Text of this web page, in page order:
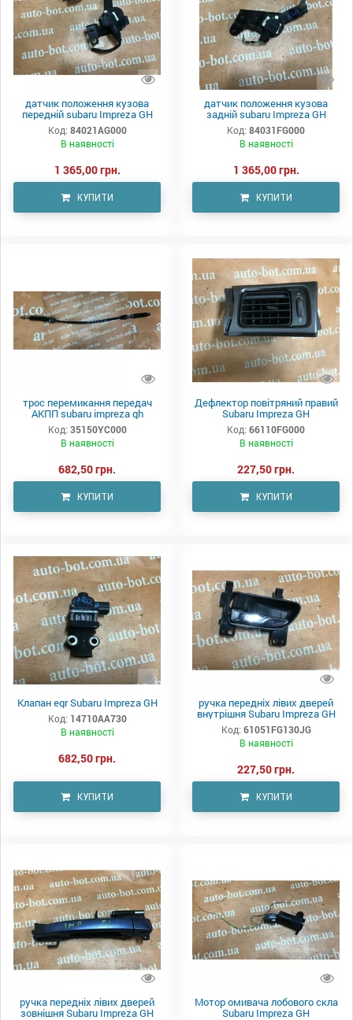
датчик положення кузова
передній subaru Impreza GH
Код: 84021AG000
В наявності
1 365,00 грн.
КУПИТИ
датчик положення кузова
задній subaru Impreza GH
Код: 84031FG000
В наявності
1 365,00 грн.
КУПИТИ
трос перемикання передач
АКПП subaru impreza gh
Код: 35150YC000
В наявності
682,50 грн.
КУПИТИ
Дефлектор повітряний правий
Subaru Impreza GH
Код: 66110FG000
В наявності
227,50 грн.
КУПИТИ
Клапан egr Subaru Impreza GH
Код: 14710AA730
В наявності
682,50 грн.
КУПИТИ
ручка передніх лівих дверей
внутрішня Subaru Impreza GH
Код: 61051FG130JG
В наявності
227,50 грн.
КУПИТИ
ручка передніх лівих дверей
зовнішня Subaru Impreza GH
Мотор омивача лобового скла
Subaru Impreza GH